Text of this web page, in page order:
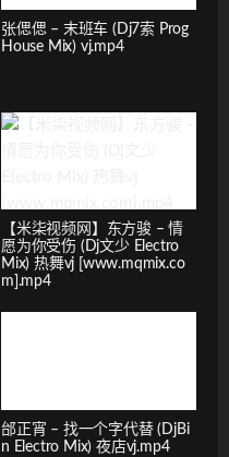
张偲偲 – 末班车 (Dj7索 Prog
House Mix) vj.mp4
【米柒视频网】东方骏 – 情
愿为你受伤 (Dj文少 Electro
Mix) 热舞vj [www.mqmix.co
m].mp4
邰正宵 – 找一个字代替 (DjBi
n Electro Mix) 夜店vj.mp4